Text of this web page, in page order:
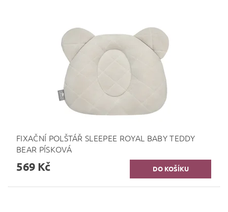
FIXAČNÍ POLŠTÁŘ SLEEPEE ROYAL BABY TEDDY
BEAR PÍSKOVÁ
569 Kč